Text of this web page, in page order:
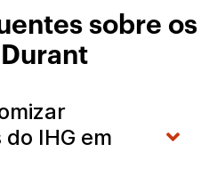
sobre os
IHG em